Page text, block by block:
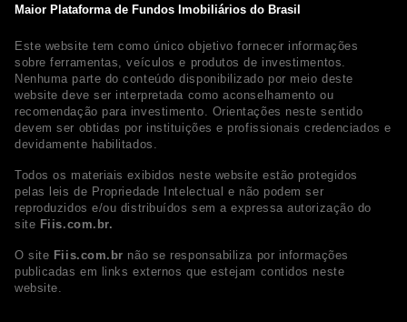
Maior Plataforma de Fundos Imobiliários do Brasil
Este website tem como único objetivo fornecer informações
sobre ferramentas, veículos e produtos de investimentos.
Nenhuma parte do conteúdo disponibilizado por meio deste
website deve ser interpretada como aconselhamento ou
recomendação para investimento. Orientações neste sentido
devem ser obtidas por instituições e profissionais credenciados e
devidamente habilitados.
Todos os materiais exibidos neste website estão protegidos
pelas leis de Propriedade Intelectual e não podem ser
reproduzidos e/ou distribuídos sem a expressa autorização do
site Fiis.com.br.
O site Fiis.com.br não se responsabiliza por informações
publicadas em links externos que estejam contidos neste
website.